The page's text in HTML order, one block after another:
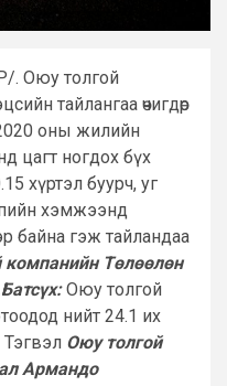
. Оюу толгой
тайлангаа өчигдөр
оны жилийн
цагт ногдох бүх
хүртэл буурч, уг
хэмжээнд
байна гэж тайландаа
компанийн Төлөөлөн
Оюу толгой
нийт 24.1 их
Тэгвэл Оюу толгой
Армандо